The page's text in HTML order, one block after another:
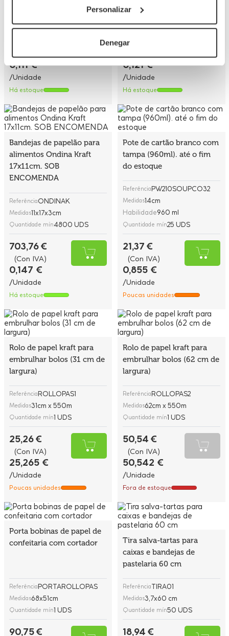
Personalizar
Denegar
0,111 €
/Unidade
Há estoque
Habilidade
6,03 €
0,121 €
/Unidade
Há estoque
Bandejas de papelão para
alimentos Ondina Kraft
17x11cm. SOB
ENCOMENDA
ReferênciaONDINAK
Medidas11x17x3cm
Quantidade mín4800 UDS
703,76 €
(Con IVA)
0,147 €
/Unidade
Há estoque
Pote de cartão branco com
tampa (960ml). até o fim
do estoque
ReferênciaPW210SOUPCO32
Medidas14cm
Habilidade960 ml
Quantidade mín25 UDS
21,37 €
(Con IVA)
0,855 €
/Unidade
Poucas unidades
Rolo de papel kraft para
embrulhar bolos (31 cm de
largura)
ReferênciaROLLOPAS1
Medidas31cm x 550m
Quantidade mín1 UDS
25,26 €
(Con IVA)
25,265 €
/Unidade
Poucas unidades
Rolo de papel kraft para
embrulhar bolos (62 cm de
largura)
ReferênciaROLLOPAS2
Medidas62cm x 550m
Quantidade mín1 UDS
50,54 €
(Con IVA)
50,542 €
/Unidade
Fora de estoque
Porta bobinas de papel de
confeitaria com cortador
ReferênciaPORTAROLLOPAS
Medidas68x51cm
Quantidade mín1 UDS
90,75 €
Tira salva-tartas para
caixas e bandejas de
pastelaria 60 cm
ReferênciaTIRA01
Medidas3,7x60 cm
Quantidade mín50 UDS
18,94 €